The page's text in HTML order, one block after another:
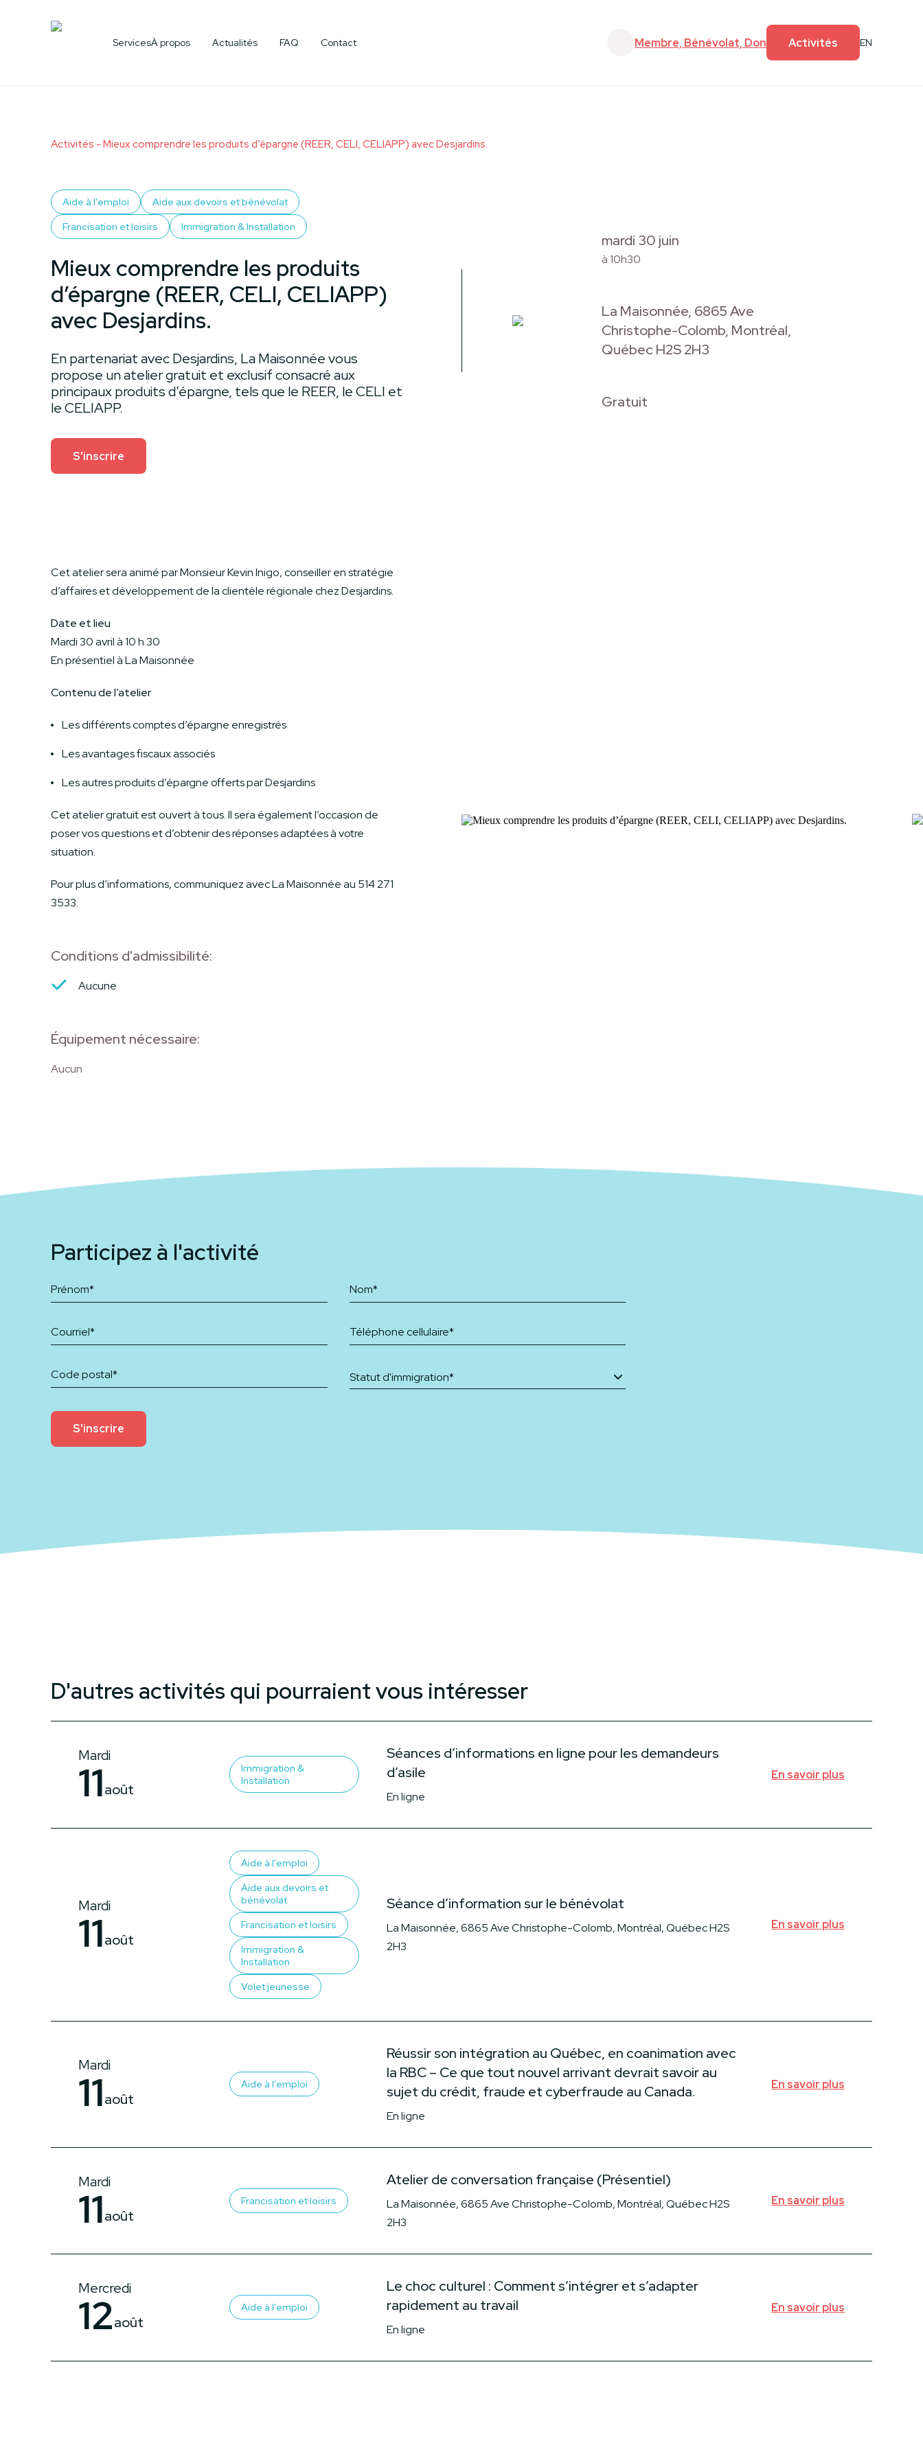
ServicesÀ propos Actualités FAQ Contact Membre, Bénévolat, Don Activités EN
Aide à l'emploi & aux études
Devenir bénévole Faire un don
Activités - Mieux comprendre les produits d’épargne (REER, CELI, CELIAPP) avec Desjardins.
Aide à l'emploi
Aide aux devoirs et bénévolat
Francisation et loisirs
Immigration & Installation
Mieux comprendre les produits
d’épargne (REER, CELI, CELIAPP)
avec Desjardins.
En partenariat avec Desjardins, La Maisonnée vous
propose un atelier gratuit et exclusif consacré aux
principaux produits d’épargne, tels que le REER, le CELI et
le CELIAPP.
S'inscrire
mardi 30 juin
à 10h30
La Maisonnée, 6865 Ave
Christophe-Colomb, Montréal,
Québec H2S 2H3
Gratuit
Cet atelier sera animé par Monsieur Kevin Inigo, conseiller en stratégie
d’affaires et développement de la clientèle régionale chez Desjardins.
Date et lieu
Mardi 30 avril à 10 h 30
En présentiel à La Maisonnée
Contenu de l’atelier
Les différents comptes d’épargne enregistrés
Les avantages fiscaux associés
Les autres produits d’épargne offerts par Desjardins
Cet atelier gratuit est ouvert à tous. Il sera également l’occasion de
poser vos questions et d’obtenir des réponses adaptées à votre
situation.
Pour plus d’informations, communiquez avec La Maisonnée au 514 271
3533.
Conditions d'admissibilité:
Aucune
Équipement nécessaire:
Aucun
Participez à l'activité
Statut d'immigration*
S'inscrire
D'autres activités qui pourraient vous intéresser
Mardi
11août
Immigration &
Installation
Séances d’informations en ligne pour les demandeurs
d’asile
En ligne
En savoir plus
Mardi
11août
Aide à l'emploi
Aide aux devoirs et
bénévolat
Francisation et loisirs
Immigration &
Installation
Volet jeunesse
Séance d’information sur le bénévolat
La Maisonnée, 6865 Ave Christophe-Colomb, Montréal, Québec H2S
2H3
En savoir plus
Mardi
11août
Aide à l'emploi
Réussir son intégration au Québec, en coanimation avec
la RBC – Ce que tout nouvel arrivant devrait savoir au
sujet du crédit, fraude et cyberfraude au Canada.
En ligne
En savoir plus
Mardi
11août
Francisation et loisirs
Atelier de conversation française (Présentiel)
La Maisonnée, 6865 Ave Christophe-Colomb, Montréal, Québec H2S
2H3
En savoir plus
Mercredi
12août
Aide à l'emploi
Le choc culturel : Comment s’intégrer et s’adapter
rapidement au travail
En ligne
En savoir plus